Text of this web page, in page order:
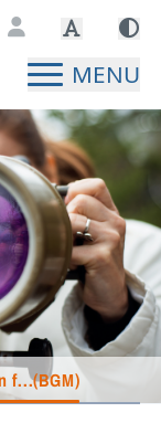
MENU
f...(BGM)